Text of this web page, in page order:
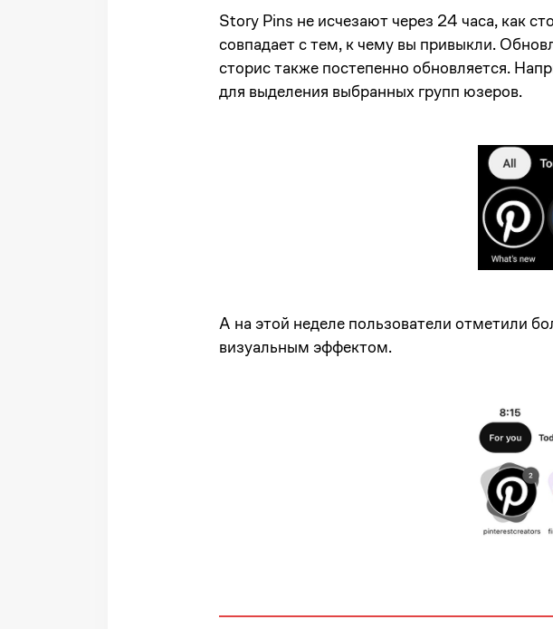
Story Pins не исчезают через 24 часа, как
совпадает с тем, к чему вы привыкли.
сторис также постепенно обновляется.
для выделения выбранных групп юзеров.
А на этой неделе пользователи отметили
визуальным эффектом.